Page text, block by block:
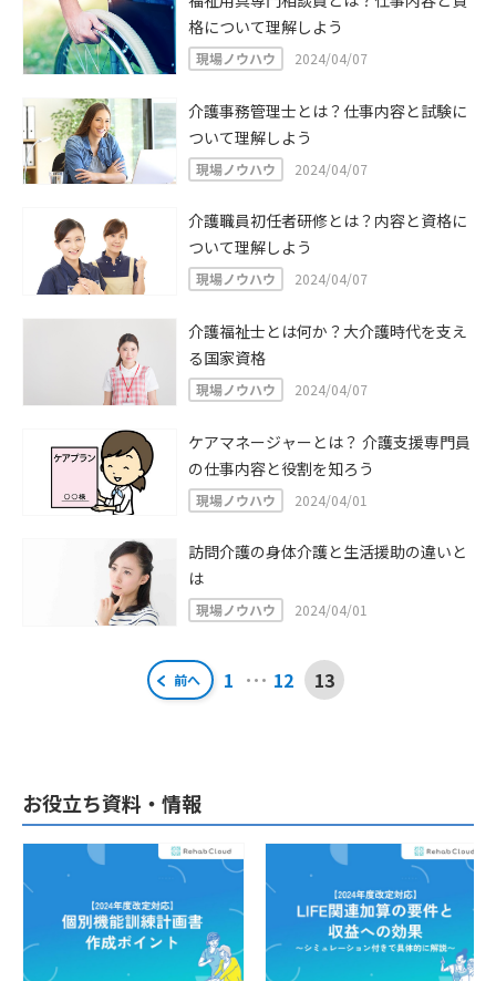
格について理解しよう
現場ノウハウ 2024/04/07
介護事務管理士とは？仕事内容と試験に
ついて理解しよう
現場ノウハウ 2024/04/07
介護職員初任者研修とは？内容と資格に
ついて理解しよう
現場ノウハウ 2024/04/07
介護福祉士とは何か？大介護時代を支え
る国家資格
現場ノウハウ 2024/04/07
ケアマネージャーとは？ 介護支援専門員
の仕事内容と役割を知ろう
現場ノウハウ 2024/04/01
訪問介護の身体介護と生活援助の違いと
は
現場ノウハウ 2024/04/01
投
ー
シ
ン
前へ 1 … 12 13
お役立ち資料・情報